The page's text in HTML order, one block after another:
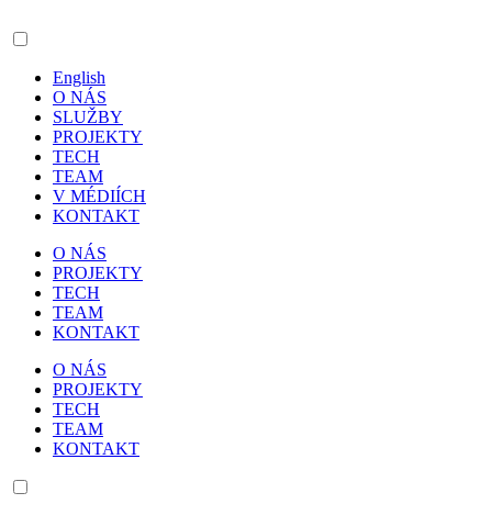
English
O NÁS
SLUŽBY
PROJEKTY
TECH
TEAM
V MÉDIÍCH
KONTAKT
O NÁS
PROJEKTY
TECH
TEAM
KONTAKT
O NÁS
PROJEKTY
TECH
TEAM
KONTAKT